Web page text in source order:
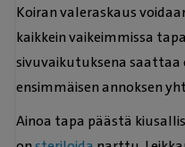
Koiran valeraskaus
kaikkein vaikeimmissa
sivuvaikutuksena
ensimmäisen annoksen
Ainoa tapa päästä